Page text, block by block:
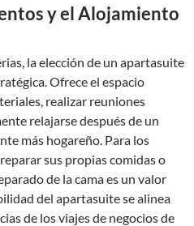
y el Alojamiento
la elección de un apartasuite
Ofrece el espacio
realizar reuniones
relajarse después de un
más hogareño. Para los
sus propias comidas o
de la cama es un valor
del apartasuite se alinea
de los viajes de negocios de